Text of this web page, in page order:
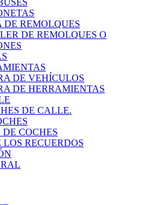
DE REMOLQUES
DE REMOLQUES O
DE VEHÍCULOS
DE HERRAMIENTAS
DE CALLE.
DE COCHES
RECUERDOS